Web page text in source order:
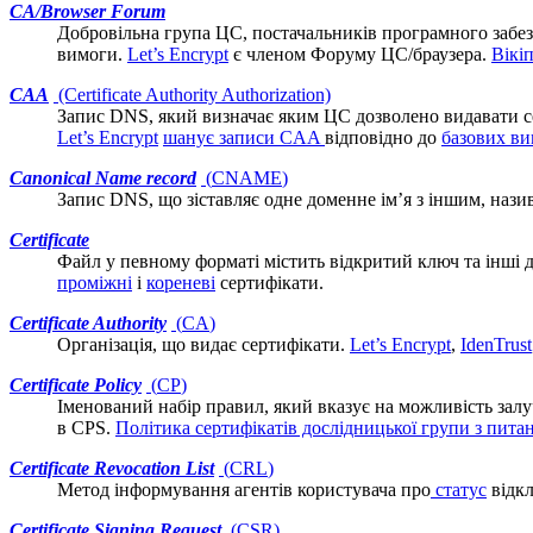
CA/Browser Forum
Добровільна група ЦС, постачальників програмного
вимоги. Let’s Encrypt є членом Форуму ЦС/браузера.
CAA (Certificate Authority Authorization)
Запис DNS, який визначає яким ЦС дозволено видавати
Let’s Encrypt шанує записи CAA відповідно до базових
Canonical Name record (CNAME)
Запис DNS, що зіставляє одне доменне ім’я з іншим,
Certificate
Файл у певному форматі містить відкритий ключ та
проміжні і кореневі сертифікати.
Certificate Authority (CA)
Організація, що видає сертифікати. Let’s Encrypt, IdenTrust
Certificate Policy (CP)
Іменований набір правил, який вказує на можливість
в CPS. Політика сертифікатів дослідницької групи з
Certificate Revocation List (CRL)
Метод інформування агентів користувача про статус